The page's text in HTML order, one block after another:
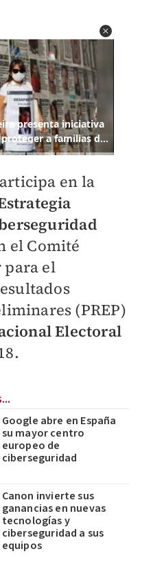
en la
el Comité
para el
(PREP)
Electoral
Google abre en España
su mayor centro
europeo de
ciberseguridad
Canon invierte sus
ganancias en nuevas
tecnologías y
ciberseguridad a sus
equipos